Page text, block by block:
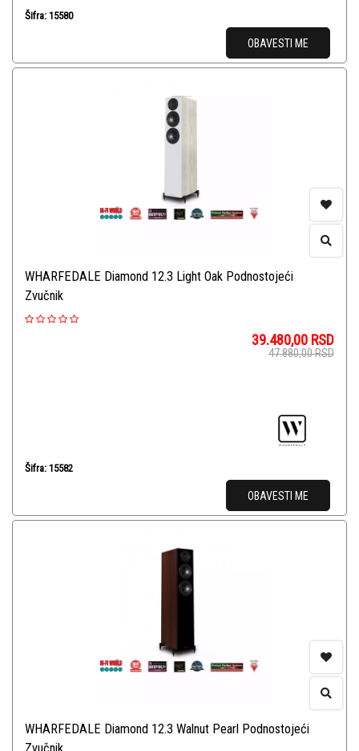
Šifra: 15580
OBAVESTI ME
WHARFEDALE Diamond 12.3 Light Oak Podnostojeći
Zvučnik
39.480,00 RSD
47.880,00RSD
Šifra: 15582
OBAVESTI ME
WHARFEDALE Diamond 12.3 Walnut Pearl Podnostojeći